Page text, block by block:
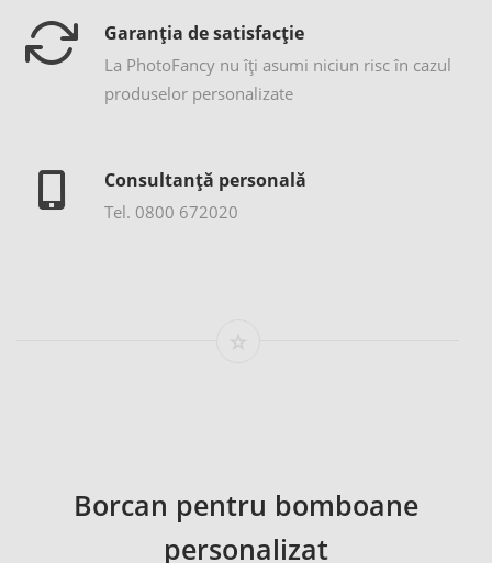
Garanția de satisfacție
La PhotoFancy nu îţi asumi niciun risc în cazul
produselor personalizate
Consultanță personală
Tel. 0800 672020
Borcan pentru bomboane
personalizat